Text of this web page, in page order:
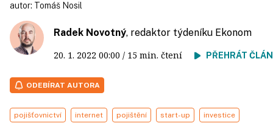
autor: Tomáš Nosil
Radek Novotný, redaktor týdeníku Ekonom
20. 1. 2022 00:00 / 15 min. čtení PŘEHRÁT
ODEBÍRAT AUTORA
pojišťovnictví internet pojištění start-up investice